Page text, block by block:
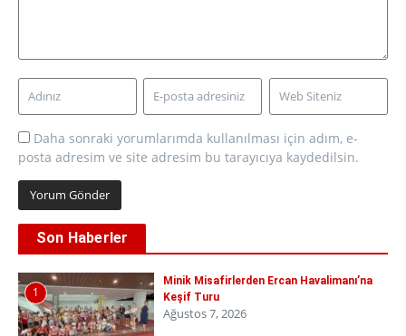
Daha sonraki yorumlarımda kullanılması için adım, e-
posta adresim ve site adresim bu tarayıcıya kaydedilsin.
Son Haberler
1
Minik Misafirlerden Ercan Havalimanı’na
Keşif Turu
Ağustos 7, 2026